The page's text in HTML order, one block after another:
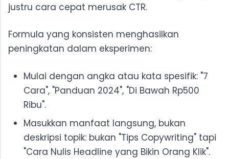
justru cara cepat merusak CTR.
Formula yang konsisten menghasilkan
peningkatan dalam eksperimen:
Mulai dengan angka atau kata spesifik: "7
Cara", "Panduan 2024", "Di Bawah Rp500
Ribu".
Masukkan manfaat langsung, bukan
deskripsi topik: bukan "Tips Copywriting" tapi
"Cara Nulis Headline yang Bikin Orang Klik".